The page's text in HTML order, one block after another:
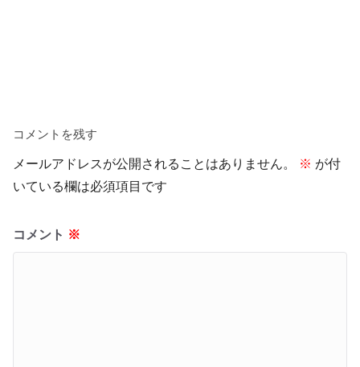
コメントを残す
メールアドレスが公開されることはありません。 ※ が付
いている欄は必須項目です
コメント ※